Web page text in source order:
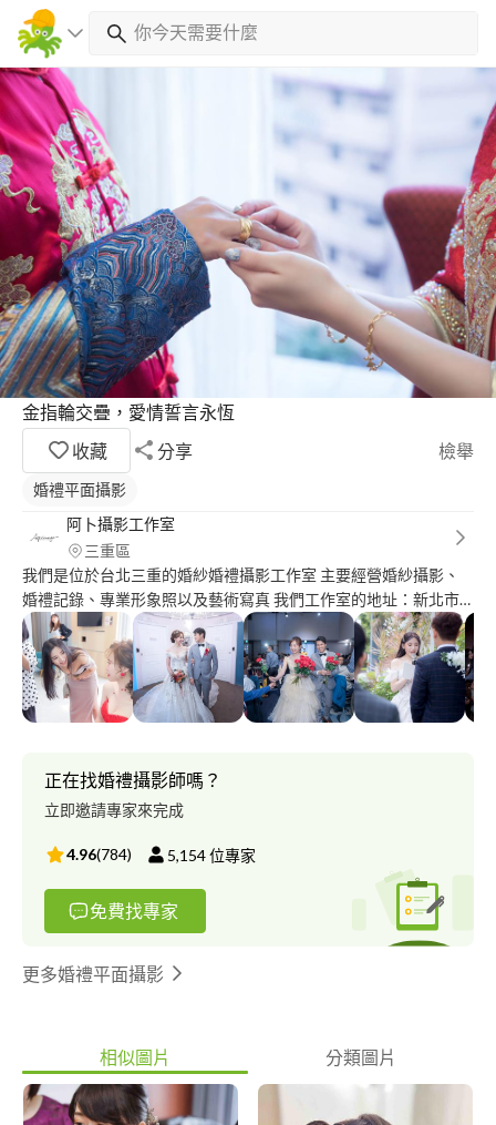
金指輪交疊，愛情誓言永恆
收藏
分享 檢舉
婚禮平面攝影
阿卜攝影工作室
三重區
我們是位於台北三重的婚紗婚禮攝影工作室 主要經營婚紗攝影、
婚禮記錄、專業形象照以及藝術寫真 我們工作室的地址：新北市
三重區中正北路430號二樓 阿卜攝影工作室從2013年創立 創辦人
阿卜從2007年接觸攝影至今，服務過的新人已經破千對了 但隨著
多年來在婚禮產業的時間越久，我們越覺得不敢疏忽大意 首先對
於檔案的保存就非常謹慎，所有相機都使用雙卡雙插槽拍攝，拍攝
完畢也使用異地雙備份保存照片 是為了在你們人生中新的里程碑
為阿卜以及團隊的高度重視 新人對阿卜的口碑一直都是極佳的 我
們希望繼續保持下去，繼續獲得新人的支持，繼續保持我們對攝影
的狂熱。 婚禮記錄 Actual Day 我就像新人在婚禮中的第三隻眼，
記錄著婚禮中的點點滴滴，一整天的婚禮忙忙碌碌，在不知不覺中
就結束了，最後還留下什麼？留下了照片的回憶，讓你們在未來的
每一天裡，都可以慢慢品嚐婚禮中美好的每一秒鐘
正在找婚禮攝影師嗎？
立即邀請專家來完成
4.96(784) 5,154位專家
免費找專家
更多婚禮平面攝影
相似圖片 分類圖片